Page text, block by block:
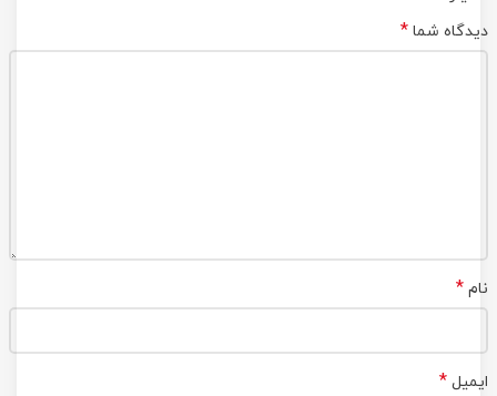
دیدگاه شما *
نام *
ایمیل *